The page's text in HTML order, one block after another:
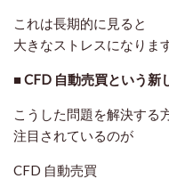
これは長期的に見ると
大きなストレスになります
■ CFD 自動売買という新
こうした問題を解決する
注目されているのが
CFD 自動売買